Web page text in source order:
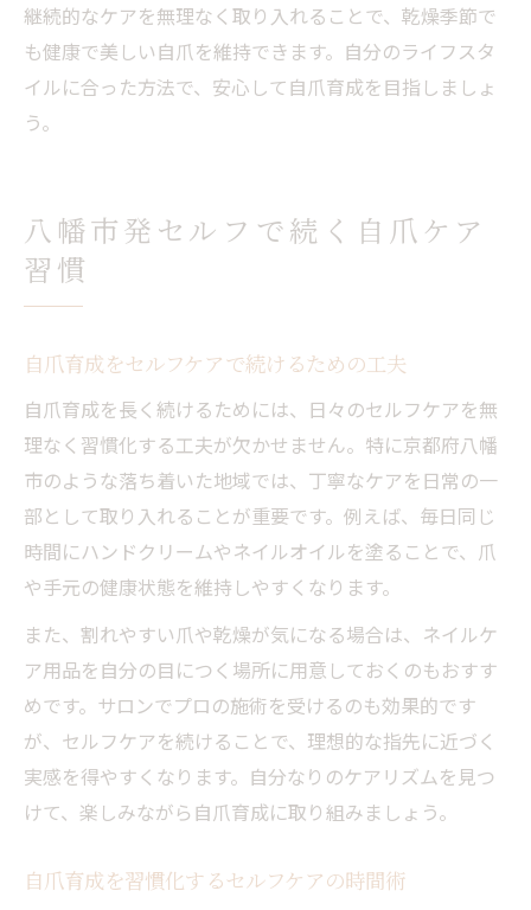
継続的なケアを無理なく取り入れることで、乾燥季節で
も健康で美しい自爪を維持できます。自分のライフスタ
イルに合った方法で、安心して自爪育成を目指しましょ
う。
八幡市発セルフで続く自爪ケア
習慣
自爪育成をセルフケアで続けるための工夫
自爪育成を長く続けるためには、日々のセルフケアを無
理なく習慣化する工夫が欠かせません。特に京都府八幡
市のような落ち着いた地域では、丁寧なケアを日常の一
部として取り入れることが重要です。例えば、毎日同じ
時間にハンドクリームやネイルオイルを塗ることで、爪
や手元の健康状態を維持しやすくなります。
また、割れやすい爪や乾燥が気になる場合は、ネイルケ
ア用品を自分の目につく場所に用意しておくのもおすす
めです。サロンでプロの施術を受けるのも効果的です
が、セルフケアを続けることで、理想的な指先に近づく
実感を得やすくなります。自分なりのケアリズムを見つ
けて、楽しみながら自爪育成に取り組みましょう。
自爪育成を習慣化するセルフケアの時間術